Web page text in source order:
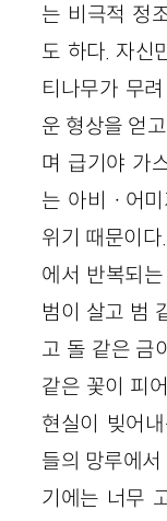
는 비극적 정
도 하다. 자신
티나무가 무
운 형상을 얻
며 급기야 가
는 아비ㆍ어
위기 때문이
에서 반복되
범이 살고 범
고 돌 같은 금
같은 꽃이 피
현실이 빚어
들의 망루에
기에는 너무